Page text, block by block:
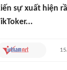
sự xuất hiện